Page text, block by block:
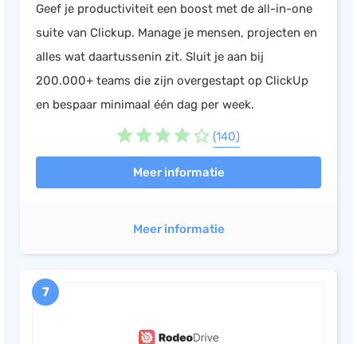
Geef je productiviteit een boost met de all-in-one
suite van Clickup. Manage je mensen, projecten en
alles wat daartussenin zit. Sluit je aan bij
200.000+ teams die zijn overgestapt op ClickUp
en bespaar minimaal één dag per week.
(140)
Meer informatie
Meer informatie
7